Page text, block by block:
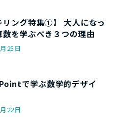
リング特集①】 大人になっ
数を学ぶべき３つの理由
25日
で学ぶ数学的デザイ
22日